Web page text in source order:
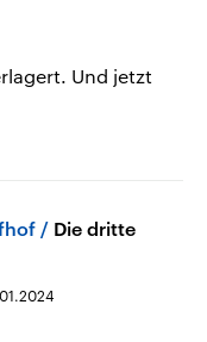
Und jetzt
Die dritte